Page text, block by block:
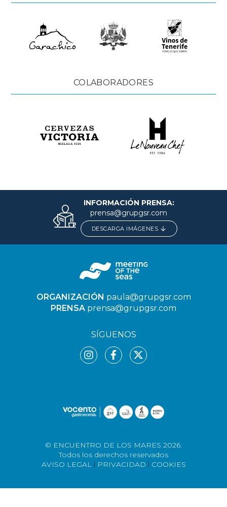
COLABORADORES
INFORMACIÓN PRENSA:
prensa@grupgsr.com
DESCARGA IMÁGENES
ORGANIZACIÓN paula@grupgsr.com
PRENSA prensa@grupgsr.com
SÍGUENOS
© ENCUENTRO DE LOS MARES 2026.
Todos los derechos reservados
AVISO LEGAL
PRIVACIDAD COOKIES